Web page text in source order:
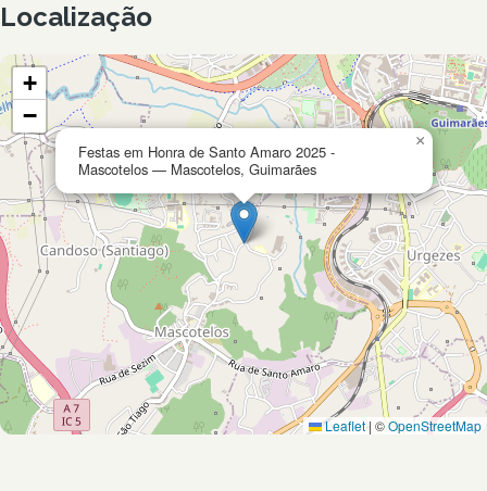
Localização
Festas em Honra de Santo Amaro 2025 -
Mascotelos — Mascotelos, Guimarães
×
+
−
Leaflet | ©OpenStreetMap